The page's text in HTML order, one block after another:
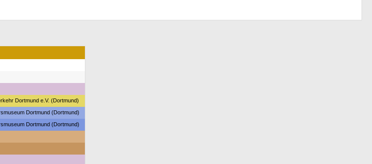
Dortmund e.V. (Dortmund)
Dortmund (Dortmund)
Dortmund (Dortmund)